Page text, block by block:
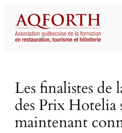
contenu
Les finalistes de
des Prix Hotelia
maintenant